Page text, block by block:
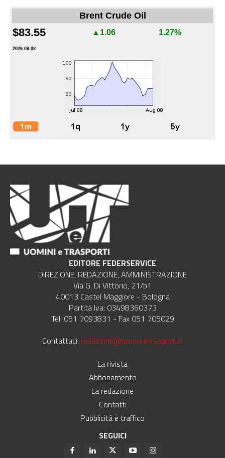
Brent Crude Oil
$83.55 ▲1.06 1.27%
2026.08.08
EDITORE FEDERSERVICE
DIREZIONE, REDAZIONE, AMMINISTRAZIONE
Via G. Di Vittorio, 21/b1
40013 Castel Maggiore - Bologna
Partita Iva: 03498360373
Tel. 051 7093831 - Fax 051 705029
Contattaci: redazione@uominietrasporti.it
La rivista
Abbonamento
La redazione
Contatti
Pubblicità e traffico
SEGUICI